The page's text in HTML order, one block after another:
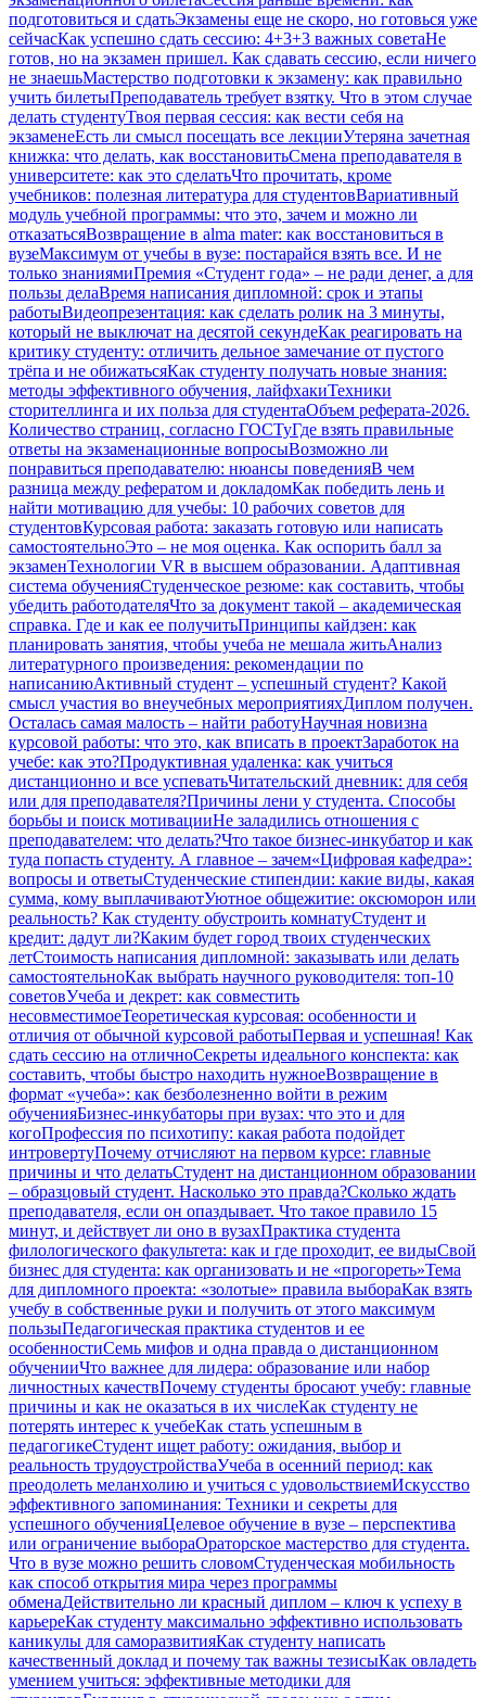
подготовиться и сдатьЭкзамены еще не скоро, но готовься уже
сейчасКак успешно сдать сессию: 4+3+3 важных советаНе
готов, но на экзамен пришел. Как сдавать сессию, если ничего
не знаешьМастерство подготовки к экзамену: как правильно
учить билетыПреподаватель требует взятку. Что в этом случае
делать студентуТвоя первая сессия: как вести себя на
экзаменеЕсть ли смысл посещать все лекцииУтеряна зачетная
книжка: что делать, как восстановитьСмена преподавателя в
университете: как это сделатьЧто прочитать, кроме
учебников: полезная литература для студентовВариативный
модуль учебной программы: что это, зачем и можно ли
отказатьсяВозвращение в alma mater: как восстановиться в
вузеМаксимум от учебы в вузе: постарайся взять все. И не
только знаниямиПремия «Студент года» – не ради денег, а для
пользы делаВремя написания дипломной: срок и этапы
работыВидеопрезентация: как сделать ролик на 3 минуты,
который не выключат на десятой секундеКак реагировать на
критику студенту: отличить дельное замечание от пустого
трёпа и не обижатьсяКак студенту получать новые знания:
методы эффективного обучения, лайфхакиТехники
сторителлинга и их польза для студентаОбъем реферата-2026.
Количество страниц, согласно ГОСТуГде взять правильные
ответы на экзаменационные вопросыВозможно ли
понравиться преподавателю: нюансы поведенияВ чем
разница между рефератом и докладомКак победить лень и
найти мотивацию для учебы: 10 рабочих советов для
студентовКурсовая работа: заказать готовую или написать
самостоятельноЭто – не моя оценка. Как оспорить балл за
экзаменТехнологии VR в высшем образовании. Адаптивная
система обученияСтуденческое резюме: как составить, чтобы
убедить работодателяЧто за документ такой – академическая
справка. Где и как ее получитьПринципы кайдзен: как
планировать занятия, чтобы учеба не мешала житьАнализ
литературного произведения: рекомендации по
написаниюАктивный студент – успешный студент? Какой
смысл участия во внеучебных мероприятияхДиплом получен.
Осталась самая малость – найти работуНаучная новизна
курсовой работы: что это, как вписать в проектЗаработок на
учебе: как это?Продуктивная удаленка: как учиться
дистанционно и все успеватьЧитательский дневник: для себя
или для преподавателя?Причины лени у студента. Способы
борьбы и поиск мотивацииНе заладились отношения с
преподавателем: что делать?Что такое бизнес-инкубатор и как
туда попасть студенту. А главное – зачем«Цифровая кафедра»:
вопросы и ответыСтуденческие стипендии: какие виды, какая
сумма, кому выплачиваютУютное общежитие: оксюморон или
реальность? Как студенту обустроить комнатуСтудент и
кредит: дадут ли?Каким будет город твоих студенческих
летСтоимость написания дипломной: заказывать или делать
самостоятельноКак выбрать научного руководителя: топ-10
советовУчеба и декрет: как совместить
несовместимоеТеоретическая курсовая: особенности и
отличия от обычной курсовой работыПервая и успешная! Как
сдать сессию на отличноСекреты идеального конспекта: как
составить, чтобы быстро находить нужноеВозвращение в
формат «учеба»: как безболезненно войти в режим
обученияБизнес-инкубаторы при вузах: что это и для
когоПрофессия по психотипу: какая работа подойдет
интровертуПочему отчисляют на первом курсе: главные
причины и что делатьСтудент на дистанционном образовании
– образцовый студент. Насколько это правда?Сколько ждать
преподавателя, если он опаздывает. Что такое правило 15
минут, и действует ли оно в вузахПрактика студента
филологического факультета: как и где проходит, ее видыСвой
бизнес для студента: как организовать и не «прогореть»Тема
для дипломного проекта: «золотые» правила выбораКак взять
учебу в собственные руки и получить от этого максимум
пользыПедагогическая практика студентов и ее
особенностиСемь мифов и одна правда о дистанционном
обученииЧто важнее для лидера: образование или набор
личностных качествПочему студенты бросают учебу: главные
причины и как не оказаться в их числеКак студенту не
потерять интерес к учебеКак стать успешным в
педагогикеСтудент ищет работу: ожидания, выбор и
реальность трудоустройстваУчеба в осенний период: как
преодолеть меланхолию и учиться с удовольствиемИскусство
эффективного запоминания: Техники и секреты для
успешного обученияЦелевое обучение в вузе – перспектива
или ограничение выбораОраторское мастерство для студента.
Что в вузе можно решить словомСтуденческая мобильность
как способ открытия мира через программы
обменаДействительно ли красный диплом – ключ к успеху в
карьереКак студенту максимально эффективно использовать
каникулы для саморазвитияКак студенту написать
качественный доклад и почему так важны тезисыКак овладеть
умением учиться: эффективные методики для